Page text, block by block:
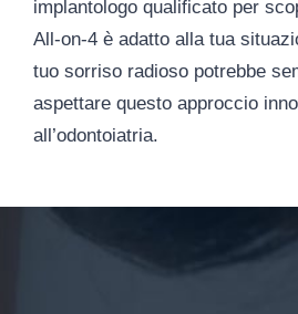
implantologo qualificato per
All-on-4 è adatto alla tua
tuo sorriso radioso potrebbe
aspettare questo approccio
all’odontoiatria.